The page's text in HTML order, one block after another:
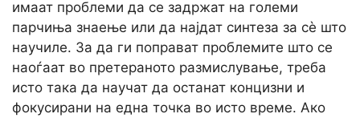
имаат проблеми да се задржат на големи
парчиња знаење или да најдат синтеза за сè што
научиле. За да ги поправат проблемите што се
наоѓаат во претераното размислување, треба
исто така да научат да останат концизни и
фокусирани на една точка во исто време. Ако